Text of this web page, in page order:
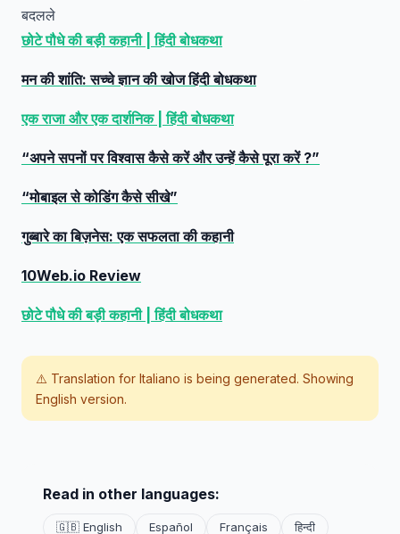
बदलले
छोटे पौधे की बड़ी कहानी | हिंदी बोधकथा
मन की शांति: सच्चे ज्ञान की खोज हिंदी बोधकथा
एक राजा और एक दार्शनिक | हिंदी बोधकथा
“अपने सपनों पर विश्वास कैसे करें और उन्हें कैसे पूरा करें ?”
“मोबाइल से कोडिंग कैसे सीखे”
गुब्बारे का बिज़नेस: एक सफलता की कहानी
10Web.io Review
छोटे पौधे की बड़ी कहानी | हिंदी बोधकथा
⚠️ Translation for Italiano is being generated. Showing
English version.
Read in other languages:
🇬🇧 English Español Français
हिन्दी